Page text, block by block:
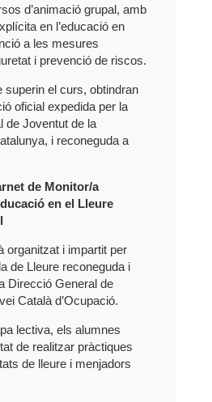
d’animació grupal, amb
en l’educació en
a les mesures
i prevenció de riscos.
superin el curs, obtindran
oficial expedida per la
de Joventut de la
i reconeguda a
de Monitor/a
en el Lleure
organitzat i impartit per
de Lleure reconeguda i
Direcció General de
Català d’Ocupació.
lectiva, els alumnes
de realitzar pràctiques
de lleure i menjadors